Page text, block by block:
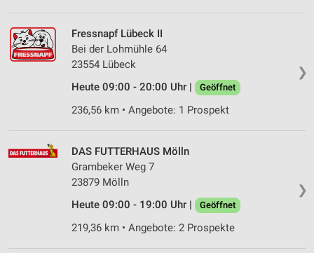
❯
Fressnapf Lübeck II
Bei der Lohmühle 64
23554 Lübeck
Heute 09:00 - 20:00 Uhr |
Geöffnet
236,56 km • Angebote: 1 Prospekt
❯
DAS FUTTERHAUS Mölln
Grambeker Weg 7
23879 Mölln
Heute 09:00 - 19:00 Uhr |
Geöffnet
219,36 km • Angebote: 2 Prospekte